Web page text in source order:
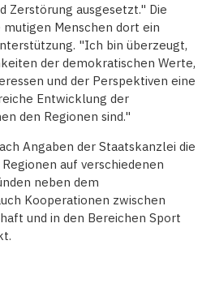
Zerstörung ausgesetzt." Die
Menschen dort ein
"Ich bin überzeugt,
der demokratischen Werte,
und der Perspektiven eine
Entwicklung der
den Regionen sind."
Angaben der Staatskanzlei die
auf verschiedenen
neben dem
Kooperationen zwischen
und in den Bereichen Sport